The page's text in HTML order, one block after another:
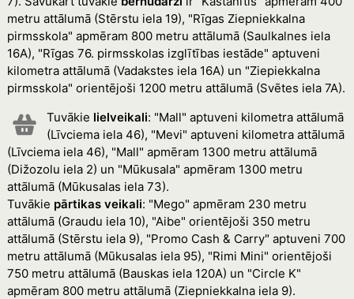
metru attālumā (Stērstu iela 19), "Rīgas Ziepniekkalna
pirmsskola" apmēram 800 metru attālumā (Saulkalnes iela
16A), "Rīgas 76. pirmsskolas izglītības iestāde" aptuveni
kilometra attālumā (Vadakstes iela 16A) un "Ziepiekkalna
pirmsskola" orientējoši 1200 metru attālumā (Svētes iela 7A).
Tuvākie lielveikali: "Mall" aptuveni kilometra attālumā
(Līvciema iela 46), "Mevi" aptuveni kilometra attālumā
(Līvciema iela 46), "Mall" apmēram 1300 metru attālumā
(Dižozolu iela 2) un "Mūkusala" apmēram 1300 metru
attālumā (Mūkusalas iela 73).
Tuvākie pārtikas veikali: "Mego" apmēram 230 metru
attālumā (Graudu iela 10), "Aibe" orientējoši 350 metru
attālumā (Stērstu iela 9), "Promo Cash & Carry" aptuveni 700
metru attālumā (Mūkusalas iela 95), "Rimi Mini" orientējoši
750 metru attālumā (Bauskas iela 120A) un "Circle K"
apmēram 800 metru attālumā (Ziepniekkalna iela 9).